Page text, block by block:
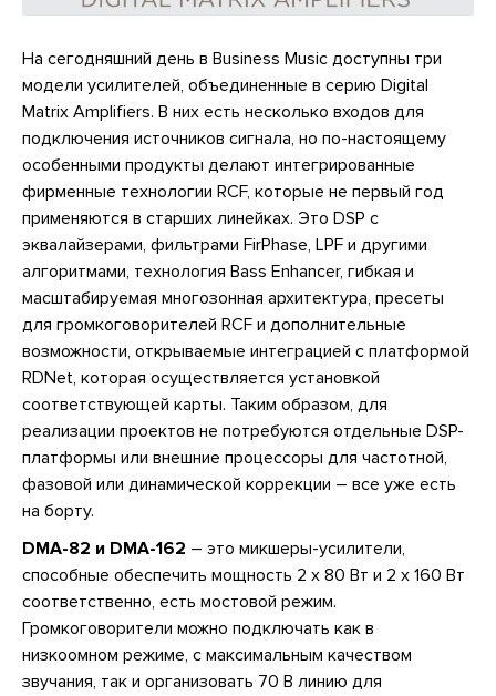
На сегодняшний день в Business Music доступны три
модели усилителей, объединенные в серию Digital
Matrix Amplifiers. В них есть несколько входов для
подключения источников сигнала, но по-настоящему
особенными продукты делают интегрированные
фирменные технологии RCF, которые не первый год
применяются в старших линейках. Это DSP с
эквалайзерами, фильтрами FirPhase, LPF и другими
алгоритмами, технология Bass Enhancer, гибкая и
масштабируемая многозонная архитектура, пресеты
для громкоговорителей RCF и дополнительные
возможности, открываемые интеграцией с платформой
RDNet, которая осуществляется установкой
соответствующей карты. Таким образом, для
реализации проектов не потребуются отдельные DSP-
платформы или внешние процессоры для частотной,
фазовой или динамической коррекции – все уже есть
на борту.
DMA-82 и DMA-162 – это микшеры-усилители,
способные обеспечить мощность 2 х 80 Вт и 2 х 160 Вт
соответственно, есть мостовой режим.
Громкоговорители можно подключать как в
низкоомном режиме, с максимальным качеством
звучания, так и организовать 70 В линию для